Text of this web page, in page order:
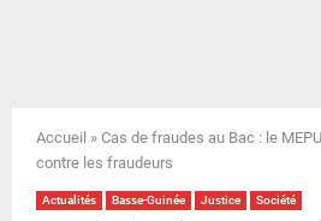
N
Accueil » Cas de fraudes au Bac : le
contre les fraudeurs
Actualités Basse-Guinée Justice Société